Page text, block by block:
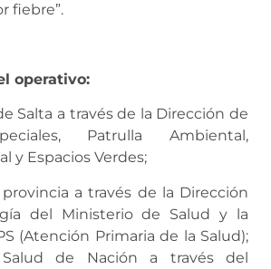
fiebre”.
operativo:
Salta a través de la Dirección de
Patrulla Ambiental,
y Espacios Verdes;
a través de la Dirección
del Ministerio de Salud y la
(Atención Primaria de la Salud);
de ⁠Nación a través del